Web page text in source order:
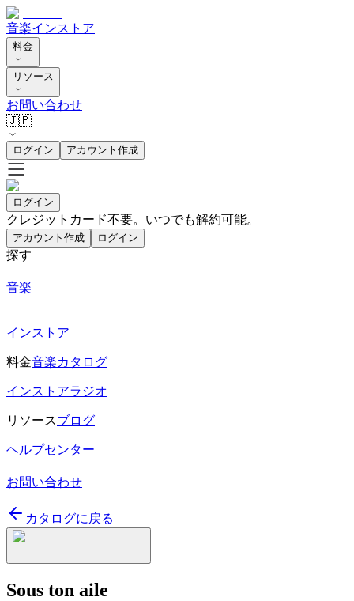
音楽インストア
料金
リソース
お問い合わせ
🇯🇵
ログイン アカウント作成
ログイン
クレジットカード不要。いつでも解約可能。
アカウント作成 ログイン
探す
音楽
インストア
料金音楽カタログ
インストアラジオ
リソースブログ
ヘルプセンター
お問い合わせ
カタログに戻る
Sous ton aile